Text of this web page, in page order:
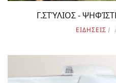
Γ.ΣΤΎΛΙΟΣ -
ΕΙΔΗΣΕΙΣ